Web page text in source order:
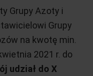
Grupy Azoty i
Grupy
na kwotę min.
2021 r. do
udział do X